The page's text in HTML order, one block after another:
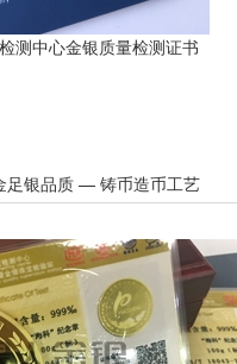
测中心金银质量检测证书
足银品质 — 铸币造币工艺